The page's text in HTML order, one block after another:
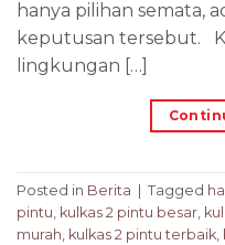
hanya pilihan semata,
keputusan tersebut.
lingkungan […]
Posted in Berita Tagged
pintu, kulkas 2 pintu besar,
murah, kulkas 2 pintu terbaik,